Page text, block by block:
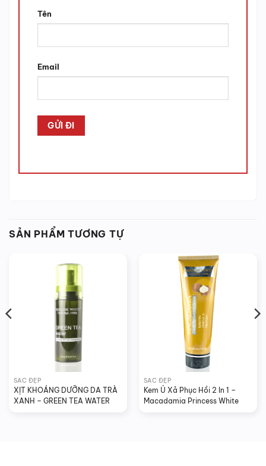
Tên
Email
SẢN PHẨM TƯƠNG TỰ
SẮC ĐẸP
XỊT KHOÁNG DƯỠNG DA TRÀ
XANH – GREEN TEA WATER
SẮC ĐẸP
Kem Ủ Xả Phục Hồi 2 In 1 –
Macadamia Princess White